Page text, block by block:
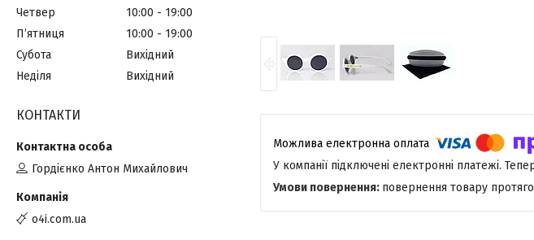
У компанії підключені електронні платежі.
повернення товару
Четвер
10:00
19:00
Пʼятниця
10:00
19:00
Субота
Вихідний
Неділя
Вихідний
КОНТАКТИ
Гордієнко Антон Михайлович
o4i.com.ua